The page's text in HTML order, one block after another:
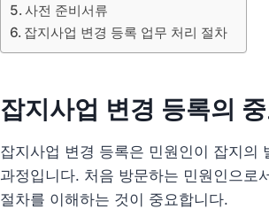
사전 준비서류
잡지사업 변경 등록 업무 처리 절차
잡지사업 변경 등록의
잡지사업 변경 등록은 민원인이 잡지의
과정입니다. 처음 방문하는 민원인으로
절차를 이해하는 것이 중요합니다.